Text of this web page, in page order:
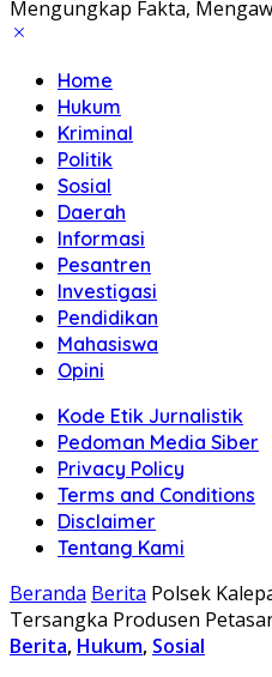
Mengungkap Fakta,
Home
Hukum
Kriminal
Politik
Sosial
Daerah
Informasi
Pesantren
Investigasi
Pendidikan
Mahasiswa
Opini
Kode Etik Jurnalistik
Pedoman Media Siber
Privacy Policy
Terms and Conditions
Disclaimer
Tentang Kami
Beranda Berita Polsek
Tersangka Produsen
Berita, Hukum, Sosial